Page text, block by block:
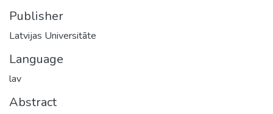
Publisher
Latvijas Universitāte
Language
lav
Abstract